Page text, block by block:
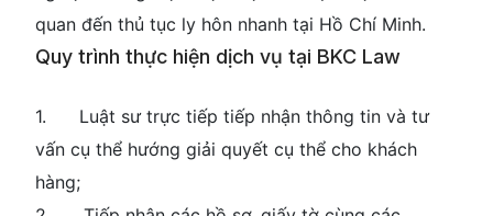
quan đến thủ tục ly hôn nhanh tại Hồ Chí Minh.
Quy trình thực hiện dịch vụ tại BKC Law
1. Luật sư trực tiếp tiếp nhận thông tin và tư
vấn cụ thể hướng giải quyết cụ thể cho khách
hàng;